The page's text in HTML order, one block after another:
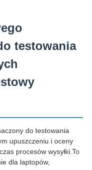
testowania
do testowania
upuszczeniu i oceny
procesów wysyłki.To
dla laptopów,